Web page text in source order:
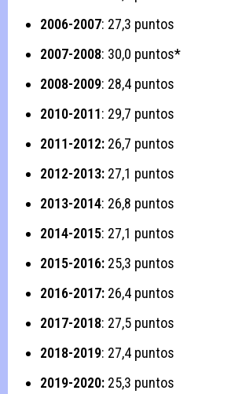
2006-2007: 27,3 puntos
2007-2008: 30,0 puntos*
2008-2009: 28,4 puntos
2010-2011: 29,7 puntos
2011-2012: 26,7 puntos
2012-2013: 27,1 puntos
2013-2014: 26,8 puntos
2014-2015: 27,1 puntos
2015-2016: 25,3 puntos
2016-2017: 26,4 puntos
2017-2018: 27,5 puntos
2018-2019: 27,4 puntos
2019-2020: 25,3 puntos